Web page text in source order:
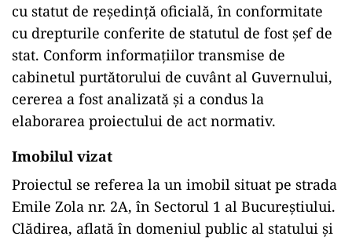
cu statut de reședință oficială, în conformitate
cu drepturile conferite de statutul de fost șef de
stat. Conform informațiilor transmise de
cabinetul purtătorului de cuvânt al Guvernului,
cererea a fost analizată și a condus la
elaborarea proiectului de act normativ.
Imobilul vizat
Proiectul se referea la un imobil situat pe strada
Emile Zola nr. 2A, în Sectorul 1 al Bucureștiului.
Clădirea, aflată în domeniul public al statului și